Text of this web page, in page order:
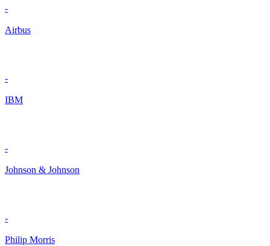
-
Airbus
-
IBM
-
Johnson & Johnson
-
Philip Morris